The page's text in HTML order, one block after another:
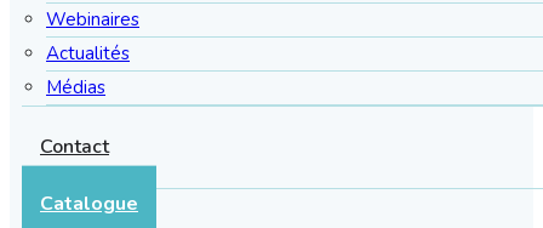
Webinaires
Actualités
Médias
Contact
Catalogue